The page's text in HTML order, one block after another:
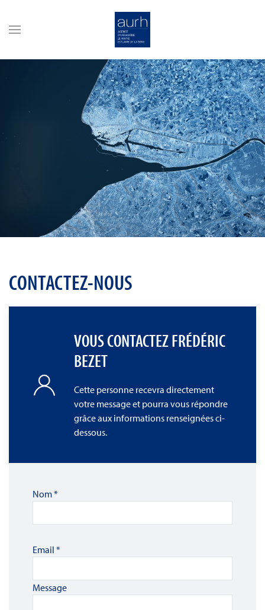
CONTACTEZ-NOUS
VOUS CONTACTEZ FRÉDÉRIC
BEZET
Cette personne recevra directement
votre message et pourra vous répondre
grâce aux informations renseignées ci-
dessous.
Nom*
Email *
Message